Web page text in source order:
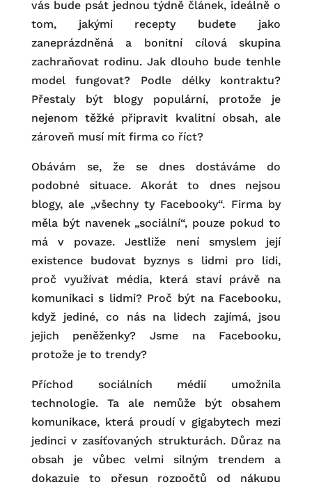
vás bude psát jednou týdně článek, ideálně o
tom, jakými recepty budete jako
zaneprázdněná a bonitní cílová skupina
zachraňovat rodinu. Jak dlouho bude tenhle
model fungovat? Podle délky kontraktu?
Přestaly být blogy populární, protože je
nejenom těžké připravit kvalitní obsah, ale
zároveň musí mít firma co říct?
Obávám se, že se dnes dostáváme do
podobné situace. Akorát to dnes nejsou
blogy, ale „všechny ty Facebooky“. Firma by
měla být navenek „sociální“, pouze pokud to
má v povaze. Jestliže není smyslem její
existence budovat byznys s lidmi pro lidi,
proč využívat média, která staví právě na
komunikaci s lidmi? Proč být na Facebooku,
když jediné, co nás na lidech zajímá, jsou
jejich peněženky? Jsme na Facebooku,
protože je to trendy?
Příchod sociálních médií umožnila
technologie. Ta ale nemůže být obsahem
komunikace, která proudí v gigabytech mezi
jedinci v zasíťovaných strukturách. Důraz na
obsah je vůbec velmi silným trendem a
dokazuje to přesun rozpočtů od nákupu